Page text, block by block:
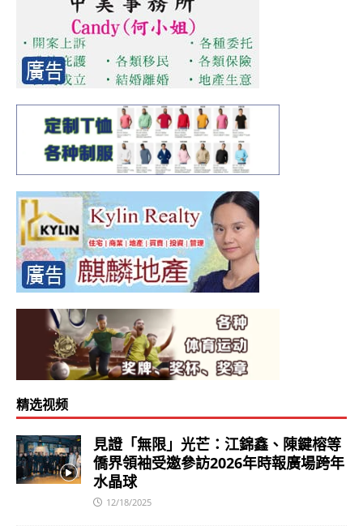
精选视频
見證「無限」光芒：江錦鑫、陳鍵榕等
僑界領袖受邀參訪2026年時報廣場跨年
水晶球
12/18/2025